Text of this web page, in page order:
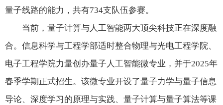
量子线路的能力，共有734支队伍参赛。
当前，量子计算与人工智能两大顶尖科技正在深度融
合。信息科学与工程学部适时整合物理与光电工程学院、
电子工程学院力量创办量子人工智能微专业，并于2025年
春季学期正式招生。该微专业开设了量子力学与量子信息
导论、深度学习的原理与实践、量子计算与量子算法等课